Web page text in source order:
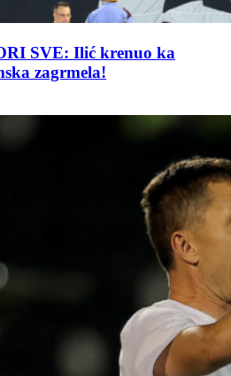
SVE: Ilić krenuo ka
zagrmela!